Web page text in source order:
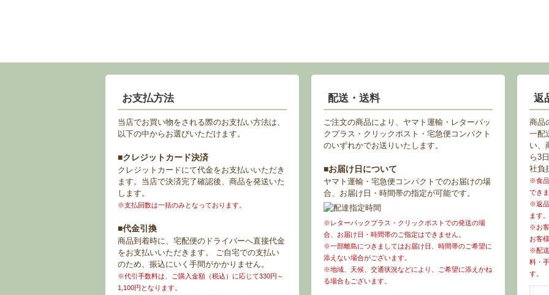
お支払方法
当店でお買い物をされる際のお支払い方法は、
以下の中からお選びいただけます。
■クレジットカード決済
クレジットカードにて代金をお支払いいただき
ます。当店で決済完了確認後、商品を発送いた
します。
※支払回数は一括のみとなっております。
■代金引換
商品到着時に、宅配便のドライバーへ直接代金
をお支払いいただきます。 ご自宅での支払い
のため、振込にいく手間がかかりません。
※代引手数料は、ご購入金額（税込）に応じて330円～
1,100円となります。
配送・送料
ご注文の商品により、ヤマト運輸・レターパッ
クプラス・クリックポスト・宅急便コンパクト
のいずれかでお送りいたします。
■お届け日について
ヤマト運輸・宅急便コンパクトでのお届けの場
合、お届け日・時間帯の指定が可能です。
※レターパックプラス・クリックポストでの発送の場
合、お届け日・時間帯のご指定はできません。
※一部離島につきましてはお届け日、時間帯のご希望に
添えない場合がございます。
※地域、天候、交通状況などにより、ご希望に添えかね
る場合もございます。
返
商品
一配
い、
ら3
社負
※食品
でき
※返品
ます。
※お客
お客
※配送
料・
す。